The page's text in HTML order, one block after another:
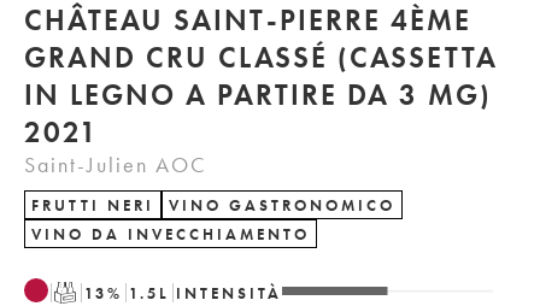
CHÂTEAU SAINT-PIERRE 4ÈME
GRAND CRU CLASSÉ (CASSETTA
IN LEGNO A PARTIRE DA 3 MG)
2021
Saint-Julien AOC
FRUTTI NERI
VINO GASTRONOMICO
VINO DA INVECCHIAMENTO
T 13% 1.5 L INTENSITÀ